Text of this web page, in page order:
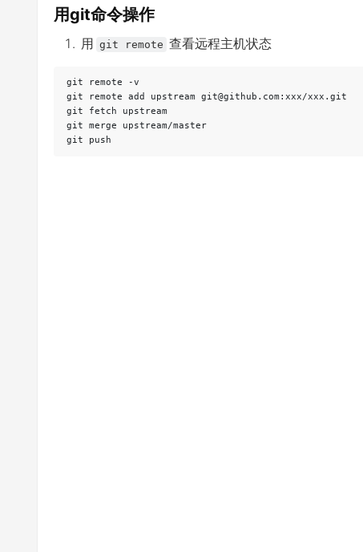
用git命令操作
用 git remote 查看远程主机状态
git remote -v
git remote add upstream git@github.com:xxx/xxx.git
git fetch upstream
git merge upstream/master
git push